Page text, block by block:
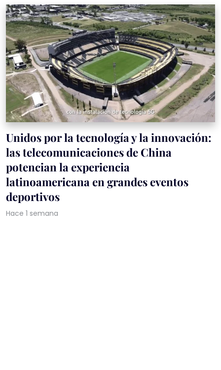
Unidos por la tecnología y la innovación:
las telecomunicaciones de China
potencian la experiencia
latinoamericana en grandes eventos
deportivos
Hace 1 semana